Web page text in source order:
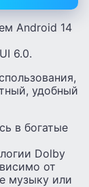
Android 14
6.0.
удобный
в богатые
Dolby
от
музыку или